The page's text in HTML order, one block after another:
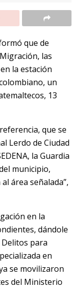
que de
las
la estación
un
13
que se
Lerdo de Ciudad
la Guardia
municipio,
área señalada”,
en la
dándole
para
en
se movilizaron
del Ministerio